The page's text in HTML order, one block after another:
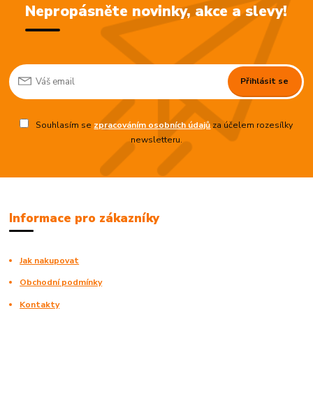
Nepropásněte novinky, akce a slevy!
Přihlásit se
Souhlasím se zpracováním osobních údajůza účelem rozesílky
newsletteru.
Informace pro zákazníky
Jak nakupovat
Obchodní podmínky
Kontakty